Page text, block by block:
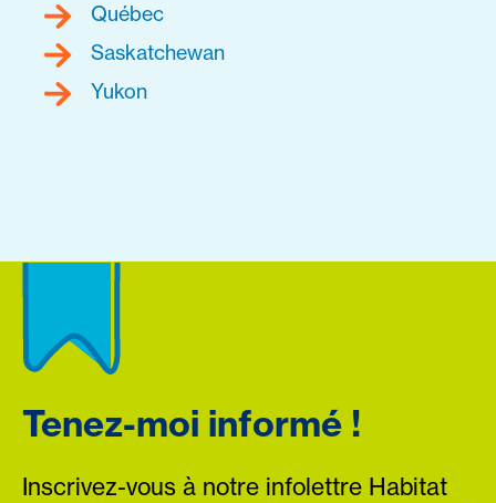
Québec
Saskatchewan
Yukon
Tenez-moi informé !
Inscrivez-vous à notre infolettre Habitat